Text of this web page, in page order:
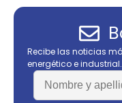
Recibe las noticias
energético e industrial.